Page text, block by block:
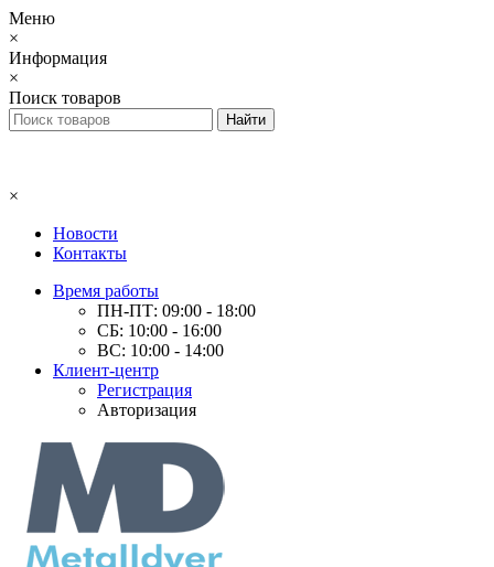
Меню
×
Информация
×
Поиск товаров
×
Новости
Контакты
Время работы
ПН-ПТ: 09:00 - 18:00
СБ: 10:00 - 16:00
ВС: 10:00 - 14:00
Клиент-центр
Регистрация
Авторизация